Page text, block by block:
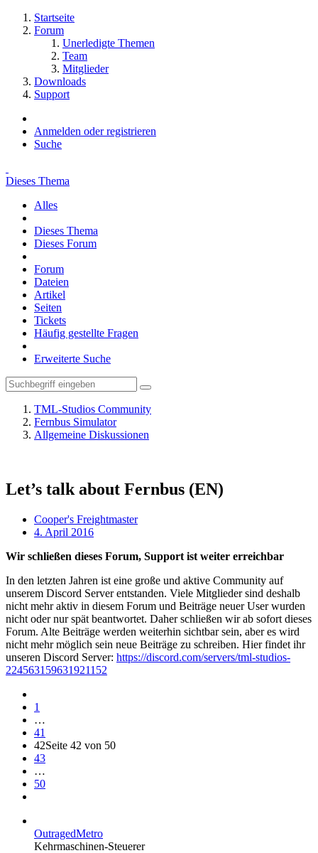
Startseite
Forum
Unerledigte Themen
Team
Mitglieder
Downloads
Support
Anmelden oder registrieren
Suche
Dieses Thema
Alles
Dieses Thema
Dieses Forum
Forum
Dateien
Artikel
Seiten
Tickets
Häufig gestellte Fragen
Erweiterte Suche
TML-Studios Community
Fernbus Simulator
Allgemeine Diskussionen
Let’s talk about Fernbus (EN)
Cooper's Freightmaster
4. April 2016
Wir schließen dieses Forum, Support ist weiter erreichbar
In den letzten Jahren ist eine große und aktive Community auf
unserem Discord Server entstanden. Viele Mitglieder sind deshalb
nicht mehr aktiv in diesem Forum und Beiträge neuer User wurden
nicht oder nur spät beantwortet. Daher schließen wir ab sofort dieses
Forum. Alte Beiträge werden weiterhin sichtbar sein, aber es wird
nicht mehr möglich sein neue Beiträge zu schreiben. Hier findet ihr
unseren Discord Server: https://discord.com/servers/tml-studios-
224563159631921152
1
…
41
42Seite 42 von 50
43
…
50
OutragedMetro
Kehrmaschinen-Steuerer